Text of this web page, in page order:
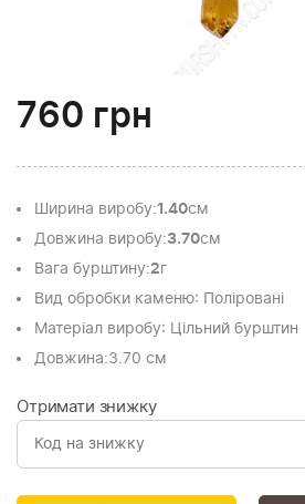
760 грн
Ширина виробу:1.40см
Довжина виробу:3.70см
Вага бурштину:2г
Вид обробки каменю: Поліровані
Матеріал виробу: Цільний бурштин
Довжина:3.70 см
Отримати знижку